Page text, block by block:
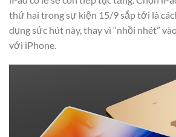
thứ hai trong sự kiện 15/9 sắp tới là
dụng sức hút này, thay vì “nhồi nhét”
với iPhone.